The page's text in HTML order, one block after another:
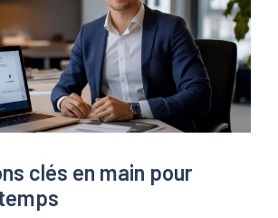
clés en main pour